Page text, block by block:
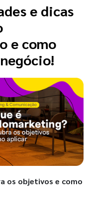
e dicas
e como
os objetivos e como